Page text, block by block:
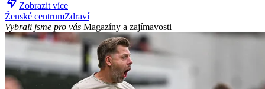
Zobrazit více
Ženské centrumZdraví
Vybrali jsme pro vás Magazíny a zajímavosti